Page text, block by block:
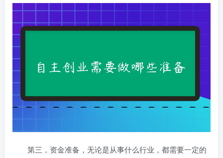
第三，资金准备，无论是从事什么行业，都需要一定的